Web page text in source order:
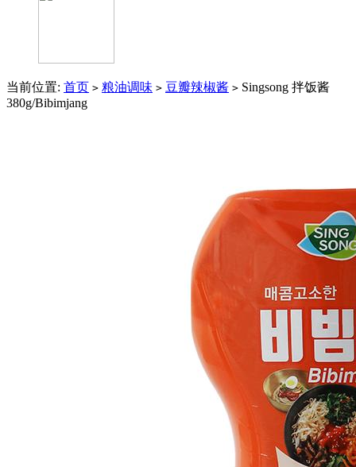
当前位置: 首页 > 粮油调味 > 豆瓣辣椒酱 > Singsong 拌饭酱
380g/Bibimjang